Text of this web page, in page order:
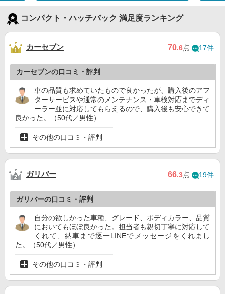
コンパクト・ハッチバック 満足度ランキング
カーセブン 70.6点 17件
カーセブンの口コミ・評判
車の品質も求めていたもので良かったが、購入後のアフ
ターサービスや通常のメンテナンス・車検対応までディ
ーラー並に対応してもらえるので、購入後も安心できて
良かった。（50代／男性）
その他の口コミ・評判
ガリバー 66.3点 19件
ガリバーの口コミ・評判
自分の欲しかった車種、グレード、ボディカラー、品質
においてもほぼ良かった。担当者も親切丁寧に対応して
くれて、納車まで逐一LINEでメッセージをくれまし
た。（50代／男性）
その他の口コミ・評判